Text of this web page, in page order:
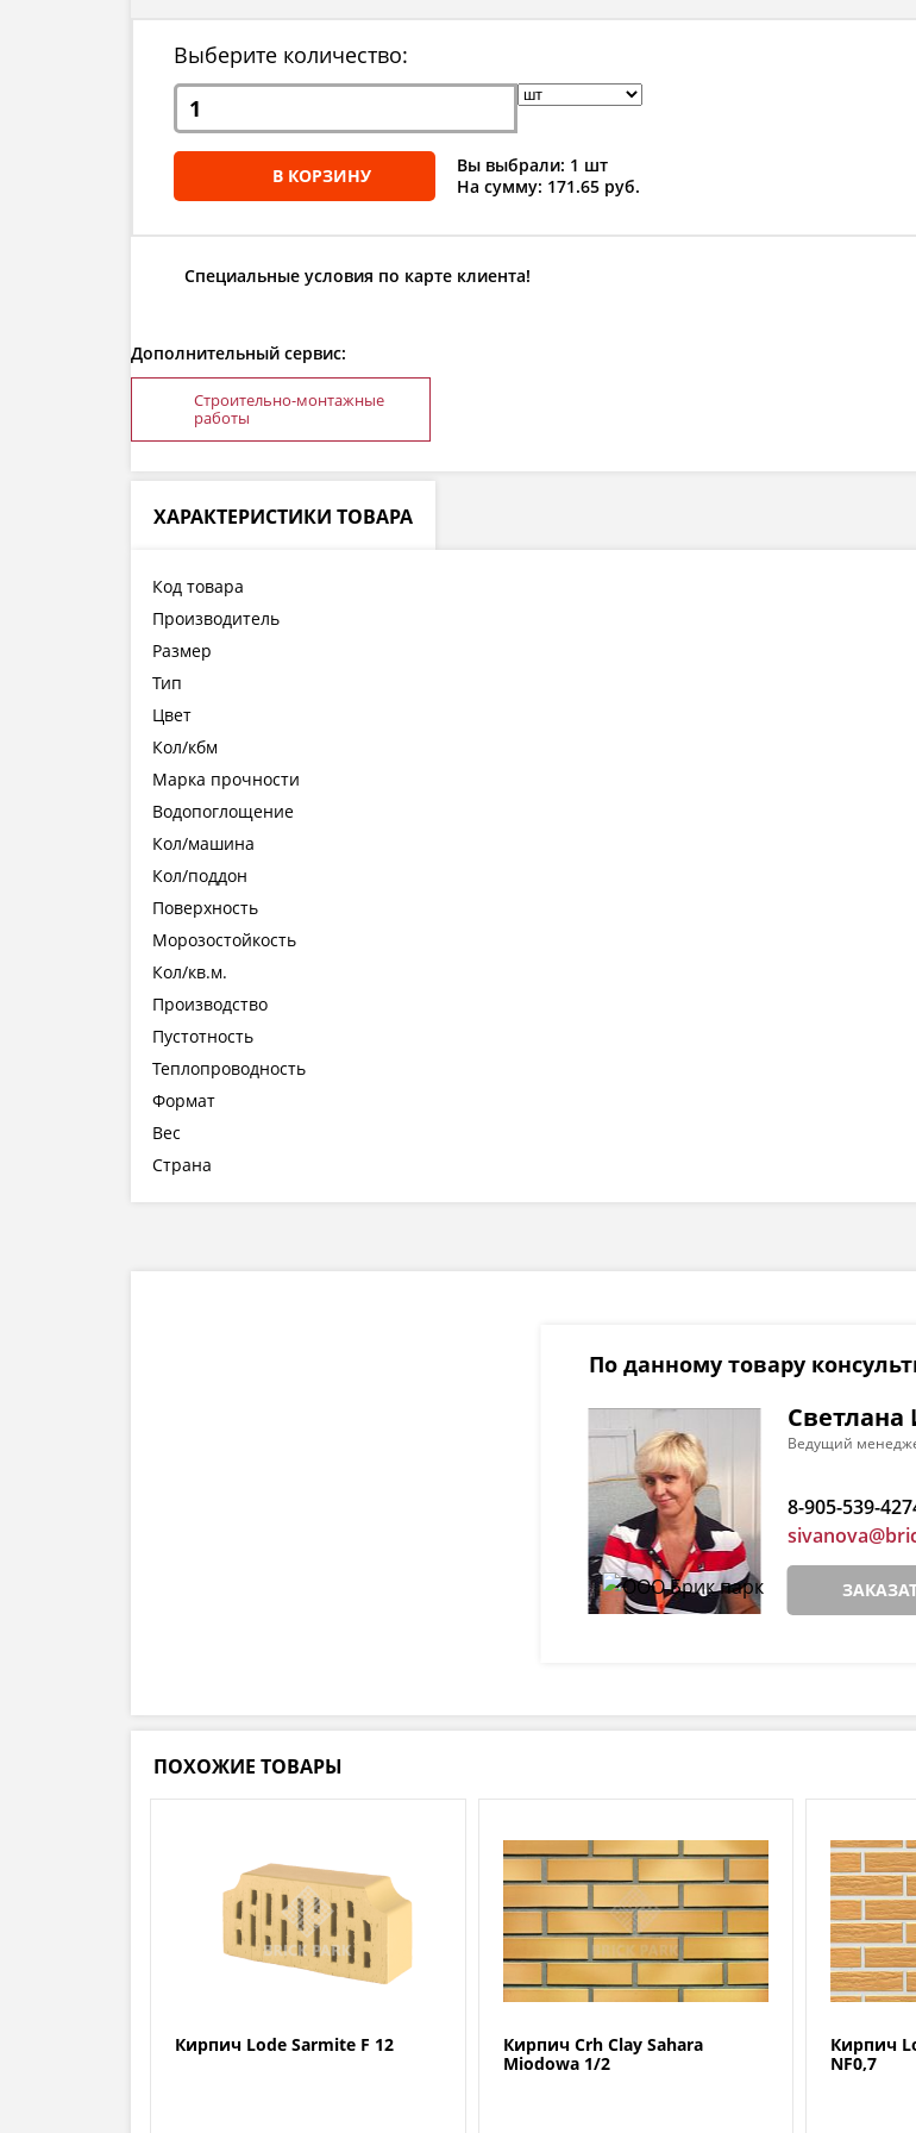
Выберите количество:
В КОРЗИНУ
Вы выбрали: 1 шт
На сумму: 171.65 руб.
Специальные условия по карте клиента!
Дополнительный сервис:
Строительно-монтажные
работы
ХАРАКТЕРИСТИКИ ТОВАРА
Код товара
Производитель
Размер
Тип
Цвет
Кол/кбм
Марка прочности
Водопоглощение
Кол/машина
Кол/поддон
Поверхность
Морозостойкость
Кол/кв.м.
Производство
Пустотность
Теплопроводность
Формат
Вес
Страна
По данному товару
Светлана
Ведущий
8-905-539-
ПОХОЖИЕ ТОВАРЫ
Кирпич Lode Sarmite F 12
Кирпич Crh Clay Sahara
Miodowa 1/2
Кирпич
NF0,7